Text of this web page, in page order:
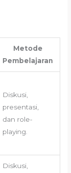
Metode
Pembelajaran
Diskusi,
presentasi,
dan role-
playing.
Diskusi,